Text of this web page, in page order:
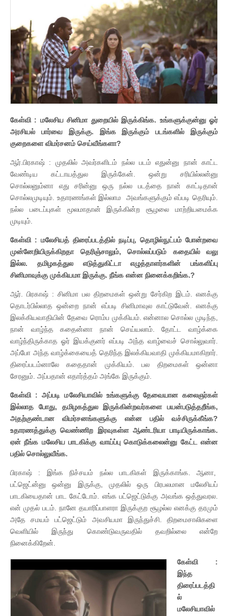
கேள்வி : மலேசிய சினிமா துறையில் இருக்கிங்க. உங்களுக்குன்னு ஓர்
அரசியல் பார்வை இருக்கு. இங்க இருக்கும் படங்களில் இருக்கும்
குறைகளை விமர்சனம் செய்வீங்களா?
ஆர்.பிரகாஷ் : முதலில் அவர்களிடம் நல்ல படம் எதுன்னு நான் காட்ட
வேண்டிய கட்டாயத்துல இருக்கேன். ஒன்று சரியில்லன்னு
சொல்லனும்னா எது சரின்னு ஒரு நல்ல படத்தை நான் காட்டிதான்
சொல்லமுடியும். உதாரணங்கள் இல்லாம அவங்களுக்கும் எப்படி தெரியும்.
நல்ல படைப்புகள் மூலமாதான் இருக்கின்ற சூழலை மாற்றியமைக்க
முடியும்.
கேள்வி : மலேசியத் திரைப்படத்தில் நடிப்பு, தொழில்நுட்பம் போன்றவை
முன்னேறியிருக்கிறதா தெரிஞ்சாலும், சொல்லப்படும் கதையில் வலு
இல்ல. தமிழகத்துல எடுத்துகிட்டா எழுத்தாளர்களின் பங்களிப்பு
சினிமாவுக்கு முக்கியமா இருக்கு. நீங்க என்ன நினைக்கறிங்க.?
ஆர். பிரகாஷ் : சினிமா பல திறமைகள் ஒன்று சேர்கிற இடம். எனக்கு
தொடர்பில்லாத ஒன்றை நான் எப்படி சினிமாவுல காட்டுவேன். எனக்கு
இலக்கியவாதியின் தேவை ரொம்ப முக்கியம். என்னால சொல்ல முடிந்த,
நான் வாழ்ந்த கதைன்னா நான் செய்யலாம். தோட்ட வாழ்க்கை
வாழ்ந்திருக்காத ஓர் இயக்குனர் எப்படி அந்த வாழ்வைச் சொல்லுவார்.
அப்போ அந்த வாழ்க்கையைத் தெரிந்த இலக்கியவாதி முக்கியமாகிறார்.
திரைப்படம்னாலே கதைதான் முக்கியம். பல திறமைகள் ஒன்னா
சேரனும். அப்பதான் எதார்த்தம் அங்கே இருக்கும்.
கேள்வி : அப்படி மலேசியாவில் உங்களுக்கு தேவையான கலைஞர்கள்
இல்லாத போது, தமிழகத்துல இருக்கின்றவர்களை பயன்படுத்தறீங்க,
அதற்குண்டான விமர்சனங்களுக்கு என்ன பதில் வச்சிருக்கீங்க?
உதாரணத்துக்கு வெண்ணிற இரவுகள்ள ஆண்டரியா பாடியிருக்காங்க.
ஏன் நீங்க மலேசிய பாடகிக்கு வாய்ப்பு கொடுக்கலைன்னு கேட்ட என்ன
பதில் சொல்லுவீங்க.
பிரகாஷ் : இங்க நிச்சயம் நல்ல பாடகிகள் இருக்காங்க. ஆனா,
பட்ஜெட்ன்னு ஒன்னு இருக்கு, முதலில் ஒரு பிரபலமான மலேசியப்
பாடகியைதான் பாட கேட்டோம். எங்க பட்ஜெட்டுக்கு அவங்க ஒத்துவரல.
என் முதல் படம். நானே தயாரிப்பாளரா இருக்குற சூழல்ல எனக்கு தரமும்
அதே சமயம் பட்ஜெட்டும் அவசியமா இருந்துச்சி. திறமைசாலிகளை
வெளியில் இருந்து கொண்டுவருவதில் தவறில்லை என்றே
நினைக்கிறேன்.
கேள்வி :
இந்த
திரைப்படத்தி
ல்
மலேசியாவில்